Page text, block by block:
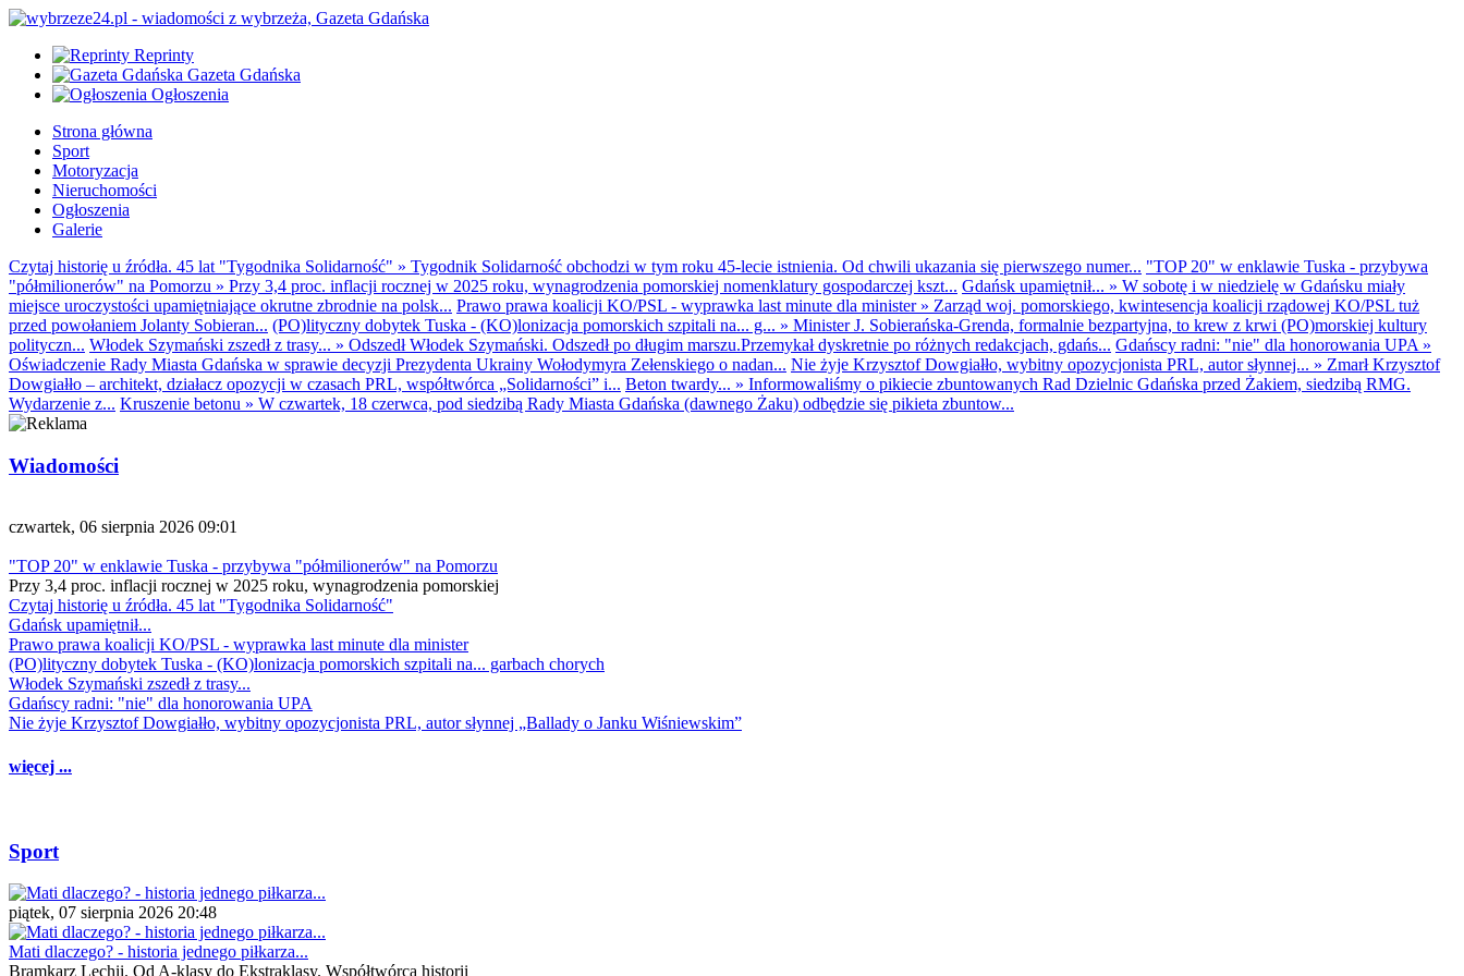
Reprinty
Gazeta Gdańska
Ogłoszenia
Strona główna
Sport
Motoryzacja
Nieruchomości
Ogłoszenia
Galerie
Czytaj historię u źródła. 45 lat "Tygodnika Solidarność" » Tygodnik Solidarność obchodzi w tym roku 45-lecie istnienia. Od chwili ukazania się pierwszego numer... "TOP 20" w enklawie Tuska - przybywa
"półmilionerów" na Pomorzu » Przy 3,4 proc. inflacji rocznej w 2025 roku, wynagrodzenia pomorskiej nomenklatury gospodarczej kszt... Gdańsk upamiętnił... » W sobotę i w niedzielę w Gdańsku miały
miejsce uroczystości upamiętniające okrutne zbrodnie na polsk... Prawo prawa koalicji KO/PSL - wyprawka last minute dla minister» Zarząd woj. pomorskiego, kwintesencja koalicji rządowej KO/PSL tuż
przed powołaniem Jolanty Sobieran... (PO)lityczny dobytek Tuska - (KO)lonizacja pomorskich szpitali na... g... » Minister J. Sobierańska-Grenda, formalnie bezpartyjna, to krew z krwi (PO)morskiej kultury
polityczn... Włodek Szymański zszedł z trasy... » Odszedł Włodek Szymański. Odszedł po długim marszu.Przemykał dyskretnie po różnych redakcjach, gdańs... Gdańscy radni: "nie" dla honorowania UPA »
Oświadczenie Rady Miasta Gdańska w sprawie decyzji Prezydenta Ukrainy Wołodymyra Zełenskiego o nadan... Nie żyje Krzysztof Dowgiałło, wybitny opozycjonista PRL, autor słynnej... » Zmarł Krzysztof
Dowgiałło – architekt, działacz opozycji w czasach PRL, współtwórca „Solidarności” i... Beton twardy... » Informowaliśmy o pikiecie zbuntowanych Rad Dzielnic Gdańska przed Żakiem, siedzibą RMG.
Wydarzenie z... Kruszenie betonu » W czwartek, 18 czerwca, pod siedzibą Rady Miasta Gdańska (dawnego Żaku) odbędzie się pikieta zbuntow...
Wiadomości
czwartek, 06 sierpnia 2026 09:01
"TOP 20" w enklawie Tuska - przybywa "półmilionerów" na Pomorzu
Przy 3,4 proc. inflacji rocznej w 2025 roku, wynagrodzenia pomorskiej
Czytaj historię u źródła. 45 lat "Tygodnika Solidarność"
Gdańsk upamiętnił...
Prawo prawa koalicji KO/PSL - wyprawka last minute dla minister
(PO)lityczny dobytek Tuska - (KO)lonizacja pomorskich szpitali na... garbach chorych
Włodek Szymański zszedł z trasy...
Gdańscy radni: "nie" dla honorowania UPA
Nie żyje Krzysztof Dowgiałło, wybitny opozycjonista PRL, autor słynnej „Ballady o Janku Wiśniewskim”
więcej ...
Sport
piątek, 07 sierpnia 2026 20:48
Mati dlaczego? - historia jednego piłkarza...
Bramkarz Lechii. Od A-klasy do Ekstraklasy. Współtwórca historii